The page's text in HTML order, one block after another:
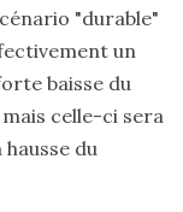
"durable"
un
baisse du
celle-ci sera
du